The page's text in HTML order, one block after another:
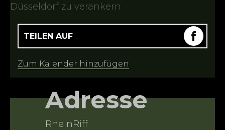
Düsseldorf zu verankern.
TEILEN AUF
Zum Kalender hinzufügen
Adresse
RheinRiff